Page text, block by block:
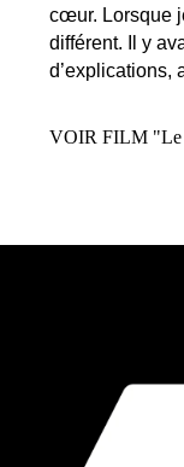
cœur. Lorsque
différent. Il y
d’explications,
VOIR FILM "Le